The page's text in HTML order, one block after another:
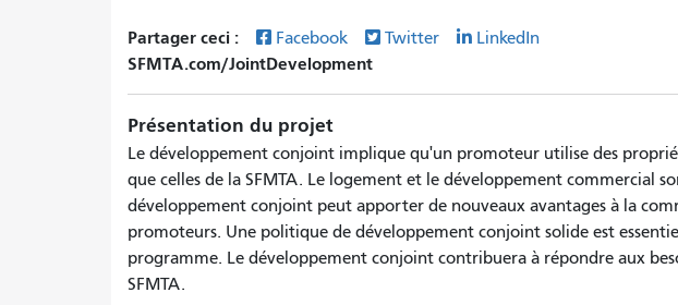
Partager ceci : Facebook Twitter LinkedIn
SFMTA.com/JointDevelopment
Présentation du projet
Le développement conjoint implique qu'un promoteur utilise des
que celles de la SFMTA. Le logement et le développement commercial
développement conjoint peut apporter de nouveaux avantages à la
promoteurs. Une politique de développement conjoint solide est
programme. Le développement conjoint contribuera à répondre aux
SFMTA.